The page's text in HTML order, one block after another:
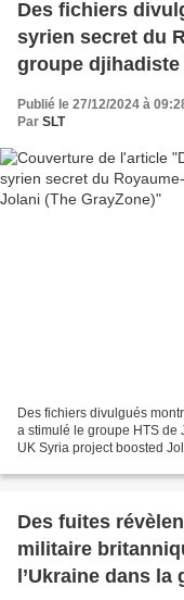
Des fichiers
syrien secret du
groupe djihadiste
Publié le 27/12/2024 à
Par SLT
Des fichiers divulgués
a stimulé le groupe HTS de
UK Syria project boosted
Des fuites
militaire
l’Ukraine dans la